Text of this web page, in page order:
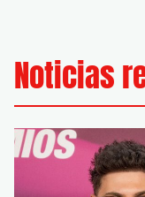
Noticias